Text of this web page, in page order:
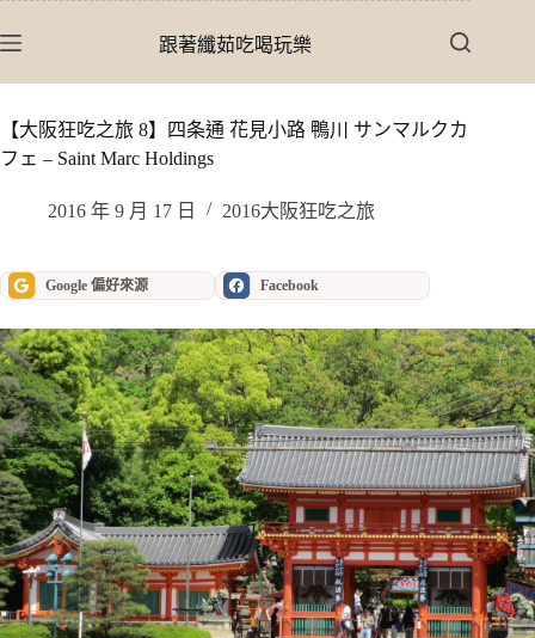
至
內
容
跟著纖茹吃喝玩樂
【大阪狂吃之旅 8】四条通 花見小路 鴨川 サンマルクカ
フェ – Saint Marc Holdings
2016 年 9 月 17 日 2016大阪狂吃之旅
Google 偏好來源 Facebook